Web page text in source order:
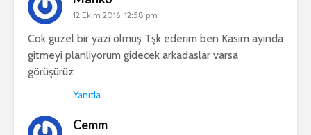
12 Ekim 2016, 12:58 pm
Cok guzel bir yazi olmuş Tşk ederim ben Kasım ayinda
gitmeyi planliyorum gidecek arkadaslar varsa
görüşürüz
Yanıtla
Cemm